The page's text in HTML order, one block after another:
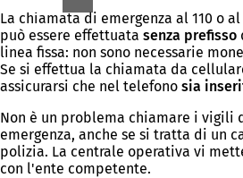
La chiamata di emergenza al 110 o al
può essere effettuata senza prefisso
linea fissa: non sono necessarie
Se si effettua la chiamata da
assicurarsi che nel telefono sia
Non è un problema chiamare i vigili
emergenza, anche se si tratta di un
polizia. La centrale operativa vi
con l'ente competente.